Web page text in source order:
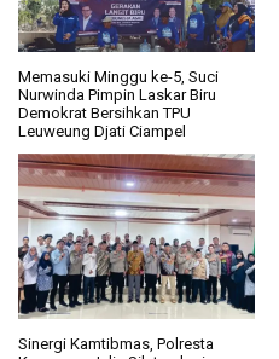
Memasuki Minggu ke-5, Suci
Nurwinda Pimpin Laskar Biru
Demokrat Bersihkan TPU
Leuweung Djati Ciampel
Sinergi Kamtibmas, Polresta